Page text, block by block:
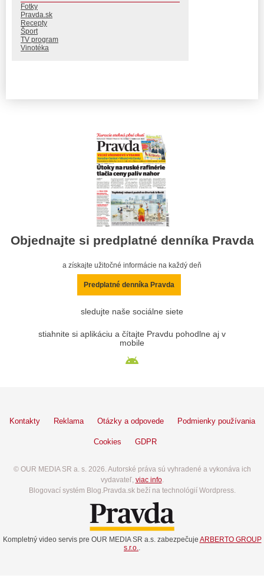
Fotky
Pravda.sk
Recepty
Šport
TV program
Vinotéka
Objednajte si predplatné denníka Pravda
a získajte užitočné informácie na každý deň
Predplatné denníka Pravda
sledujte naše sociálne siete
stiahnite si aplikáciu a čítajte Pravdu pohodlne aj v
mobile
Kontakty Reklama Otázky a odpovede Podmienky používania
Cookies GDPR
© OUR MEDIA SR a. s. 2026. Autorské práva sú vyhradené a vykonáva ich
vydavateľ, viac info.
Blogovací systém Blog.Pravda.sk beží na technológií Wordpress.
Kompletný video servis pre OUR MEDIA SR a.s. zabezpečuje ARBERTO GROUP
s.r.o.